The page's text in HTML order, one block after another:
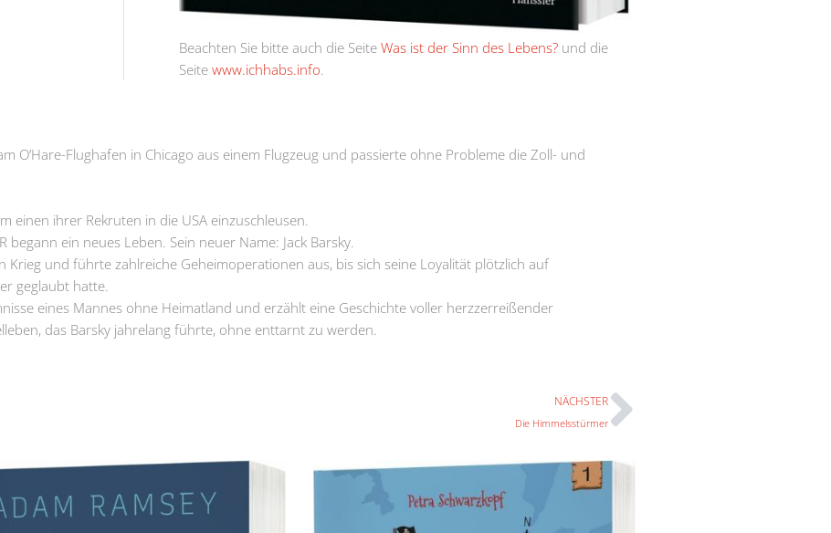
Beachten Sie bitte auch die SeiteWas ist der Sinn des Lebens? und die
Seitewww.ichhabs.info
O’Hare-Flughafen in Chicago aus einem Flugzeug und passierte ohne Probleme die Zoll- und
einen ihrer Rekruten in die USA einzuschleusen.
ein neues Leben. Sein neuer Name: Jack Barsky.
und führte zahlreiche Geheimoperationen aus, bis sich seine Loyalität plötzlich auf
geglaubt hatte.
eines Mannes ohne Heimatland und erzählt eine Geschichte voller herzzerreißender
das Barsky jahrelang führte, ohne enttarnt zu werden.
NÄCHSTER
Die HimmelsstürmerNächster